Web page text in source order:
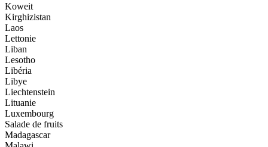
Koweit
Kirghizistan
Laos
Lettonie
Liban
Lesotho
Libéria
Libye
Liechtenstein
Lituanie
Luxembourg
Salade de fruits
Madagascar